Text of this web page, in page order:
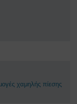
χαμηλής πίεσης